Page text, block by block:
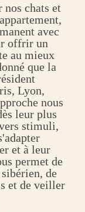
chats et
avec
offrir un
au mieux
que la
Lyon,
nous
leur plus
stimuli,
et à leur
permet de
de
et de veiller